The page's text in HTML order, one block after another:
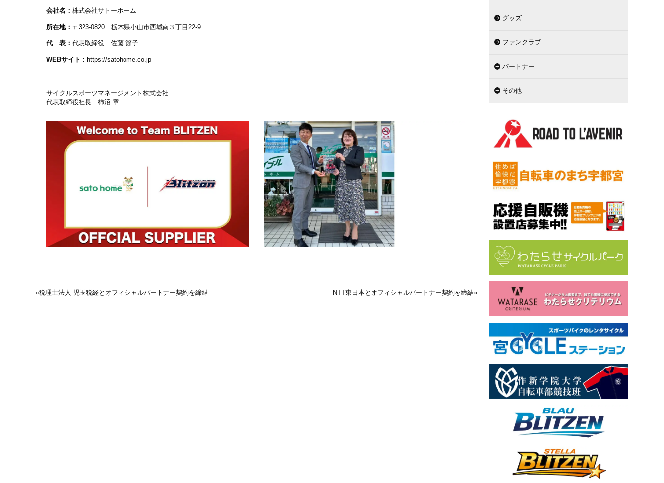
会社名：株式会社サトーホーム
所在地：〒323-0820栃木県小山市西城南３丁目22-9
代 表：代表取締役 佐藤 節子
WEBサイト： https://satohome.co.jp
サイクルスポーツマネージメント株式会社
代表取締役社長 柿沼 章
«税理⼠法⼈ 児⽟税経とオフィシャルパートナー契約を締結 NTT東日本とオフィシャルパートナー契約を締結»
グッズ
ファンクラブ
パートナー
その他